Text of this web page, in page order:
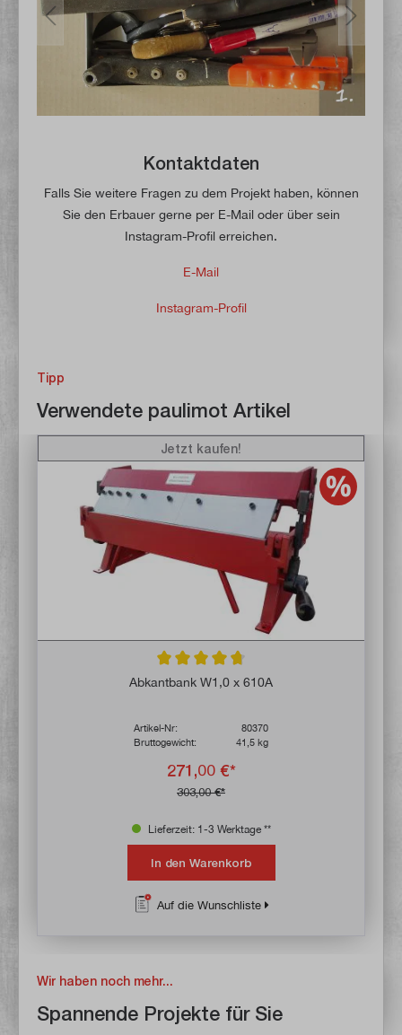
Kontaktdaten
Falls Sie weitere Fragen zu dem Projekt haben, können
Sie den Erbauer gerne per E-Mail oder über sein
Instagram-Profil erreichen.
E-Mail
Instagram-Profil
Tipp
Verwendete paulimot Artikel
Durchschnittliche Bewertung von 4.8 von
Abkantbank W1,0 x 610A
Artikel-Nr:
80370
Bruttogewicht:
41,5 kg
271,00 €*
303,00 €*
Jetzt kaufen!
Lieferzeit: 1-3 Werktage **
In den Warenkorb
Auf die Wunschliste
Wir haben noch mehr...
Spannende Projekte für Sie